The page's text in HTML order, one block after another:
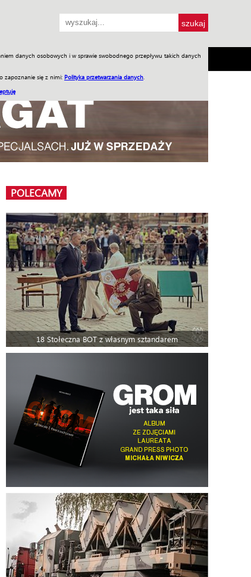
danych osobowych i w sprawie swobodnego przepływu takich danych
zapoznanie się z nimi: Polityka przetwarzania danych
SKLEP Jednodniówki Praca w WIW
POLECAMY
18 Stołeczna BOT z własnym sztandarem